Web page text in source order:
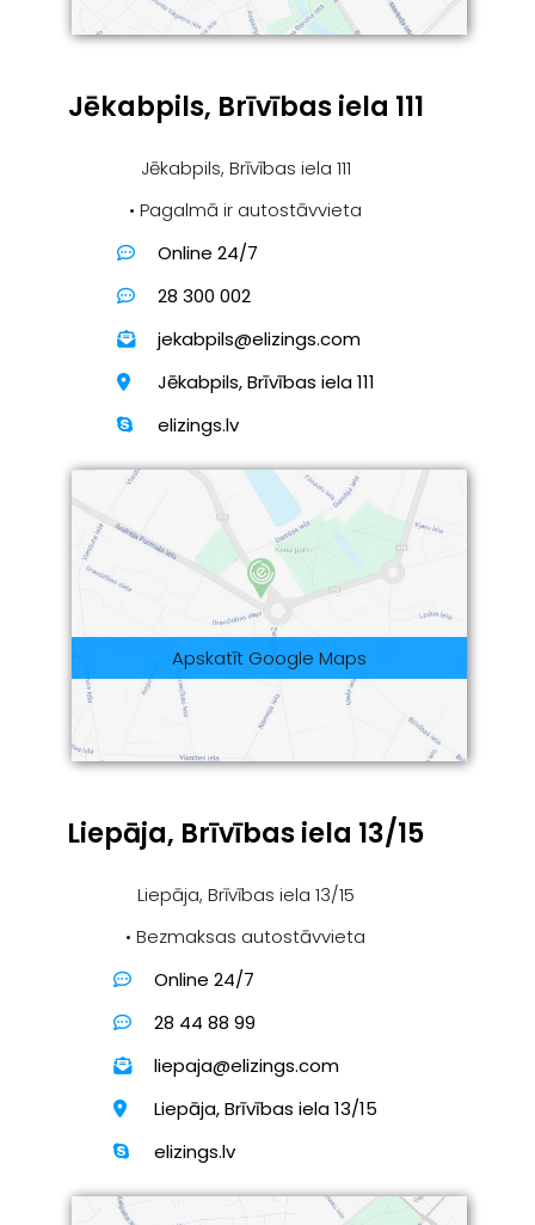
Jēkabpils, Brīvības iela 111
Jēkabpils, Brīvības iela 111
• Pagalmā ir autostāvvieta
Online 24/7
28 300 002
jekabpils@elizings.com
Jēkabpils, Brīvības iela 111
elizings.lv
Apskatīt Google Maps
Liepāja, Brīvības iela 13/15
Liepāja, Brīvības iela 13/15
• Bezmaksas autostāvvieta
Online 24/7
28 44 88 99
liepaja@elizings.com
Liepāja, Brīvības iela 13/15
elizings.lv